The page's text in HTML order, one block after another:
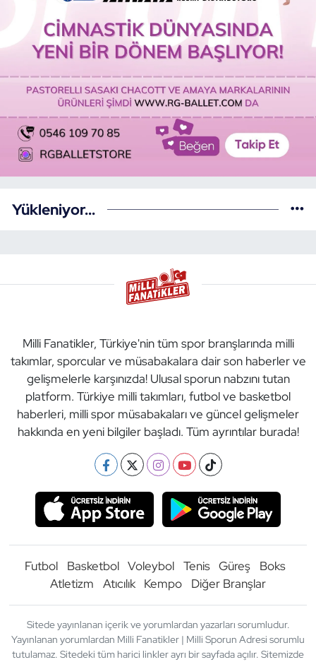
Yükleniyor...
Milli Fanatikler, Türkiye'nin tüm spor branşlarında milli
takımlar, sporcular ve müsabakalara dair son haberler ve
gelişmelerle karşınızda! Ulusal sporun nabzını tutan
platform. Türkiye milli takımları, futbol ve basketbol
haberleri, milli spor müsabakaları ve güncel gelişmeler
hakkında en yeni bilgiler başladı. Tüm ayrıntılar burada!
Futbol Basketbol Voleybol Tenis Güreş
Boks
Atletizm
Atıcılık Kempo Diğer Branşlar
Sitede yayınlanan içerik ve yorumlardan yazarları sorumludur.
Yayınlanan yorumlardan Milli Fanatikler | Milli Sporun Adresi sorumlu
tutulamaz. Sitedeki tüm harici linkler ayrı bir sayfada açılır. Sitemizde